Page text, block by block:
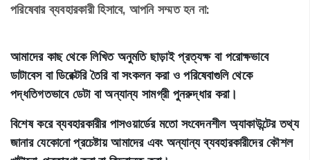
পরিষেবার ব্যবহারকারী হিসাবে, আপনি সম্মত হন না:
আমাদের কাছ থেকে লিখিত অনুমতি ছাড়াই প্রত্যক্ষ বা পরোক্ষভাবে
ডাটাবেস বা ডিরেক্টরি তৈরি বা সংকলন করা ও পরিষেবাগুলি থেকে
পদ্ধতিগতভাবে ডেটা বা অন্যান্য সামগ্রী পুনরুদ্ধার করা।
বিশেষ করে ব্যবহারকারীর পাসওয়ার্ডের মতো সংবেদনশীল অ্যাকাউন্টের তথ্য
জানার যেকোনো প্রচেষ্টায় আমাদের এবং অন্যান্য ব্যবহারকারীদের কৌশল